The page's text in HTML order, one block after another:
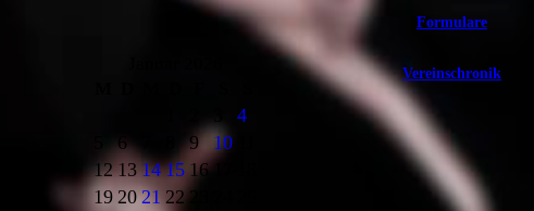
Formulare
Vereinschronik
4
6 9 10
12 13 14 15 16 17
19 20 21 22 23